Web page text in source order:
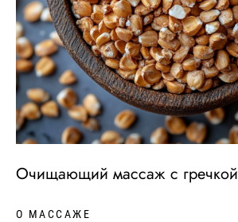
Очищающий массаж с гречкой
О МАССАЖЕ